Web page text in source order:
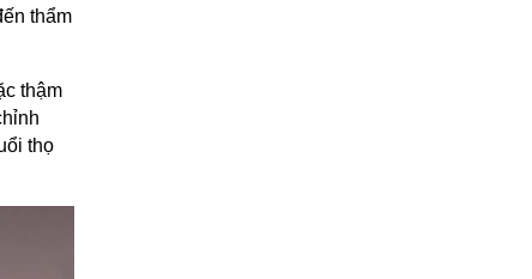
thẩm
thậm
thọ